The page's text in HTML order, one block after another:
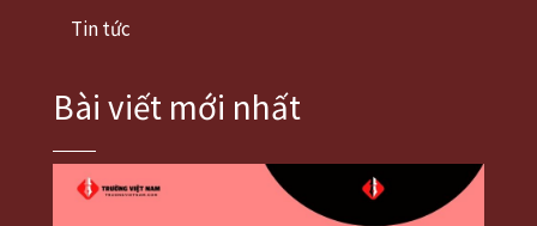
Tin tức
Bài viết mới nhất